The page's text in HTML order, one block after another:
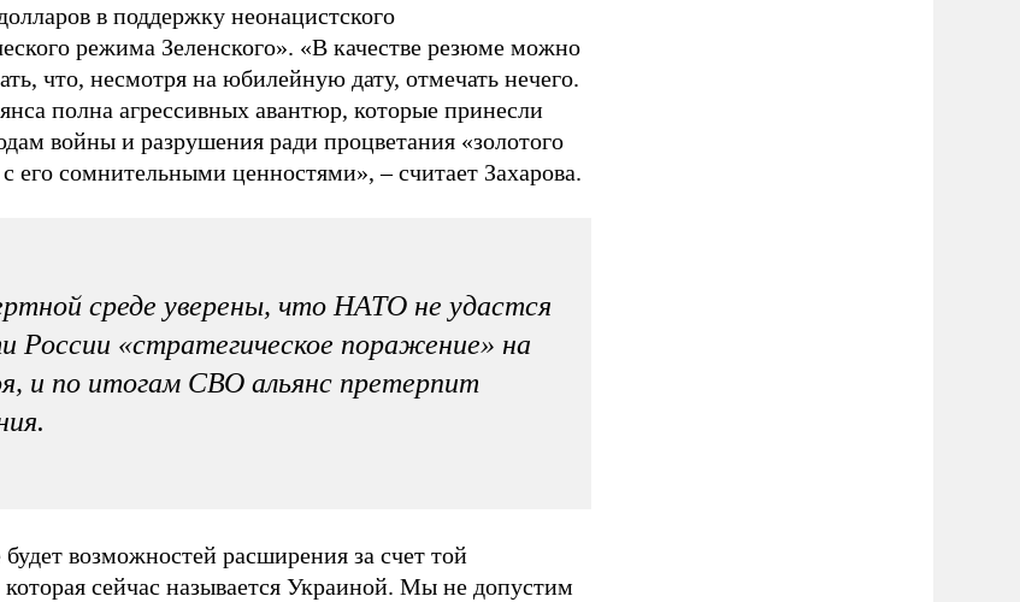
в поддержку неонацистского
режима Зеленского». «В качестве резюме можно
что, несмотря на юбилейную дату, отмечать нечего.
полна агрессивных авантюр, которые принесли
войны и разрушения ради процветания «золотого
его сомнительными ценностями», – считает Захарова.
среде уверены, что НАТО не удастся
России «стратегическое поражение» на
и по итогам СВО альянс претерпит
возможностей расширения за счет той
сейчас называется Украиной. Мы не допустим